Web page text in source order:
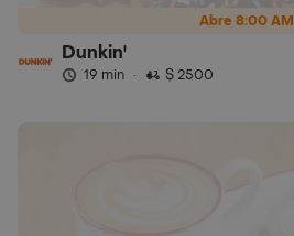
Abre 8:00 AM
Dunkin'
19 min · $ 2500